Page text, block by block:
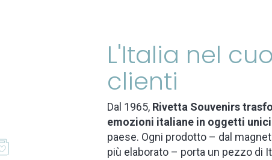
L'Italia nel
clienti
Dal 1965, Rivetta Souvenirs
emozioni italiane in oggetti unici
paese. Ogni prodotto – dal
più elaborato – porta un pezzo di